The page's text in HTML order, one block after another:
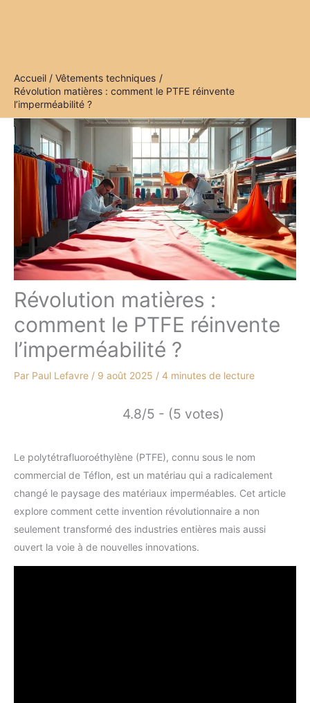
Accueil
Vêtements techniques
Révolution matières : comment le PTFE réinvente
l’imperméabilité ?
Révolution matières :
comment le PTFE réinvente
l’imperméabilité ?
Par Paul Lefavre / 9 août 2025 / 4 minutes de lecture
4.8/5 - (5 votes)
Le polytétrafluoroéthylène (PTFE), connu sous le nom
commercial de Téflon, est un matériau qui a radicalement
changé le paysage des matériaux imperméables. Cet article
explore comment cette invention révolutionnaire a non
seulement transformé des industries entières mais aussi
ouvert la voie à de nouvelles innovations.